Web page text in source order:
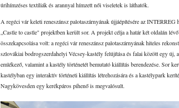
úrihímzéses textíliák és arannyal hímzett női viseletek is láthatók.
A regéci vár keleti reneszánsz palotaszárnyának újjáépítésére az INTERREG
„Castle to castle" projektben került sor. A projekt célja a határ két oldalán
összekapcsolása volt: a regéci vár reneszánsz palotaszárnyának hiteles
szlovákiai bodrogszerdahelyi Vécsey-kastély felújítása és falai között egy új,
emlékező, valamint a kastély történetét bemutató kiállítás berendezése. Sor
kastélyban egy interaktív történeti kiállítás létrehozására és a kastélypark
Nagykövesden egy kerékpáros pihenő is megvalósult.